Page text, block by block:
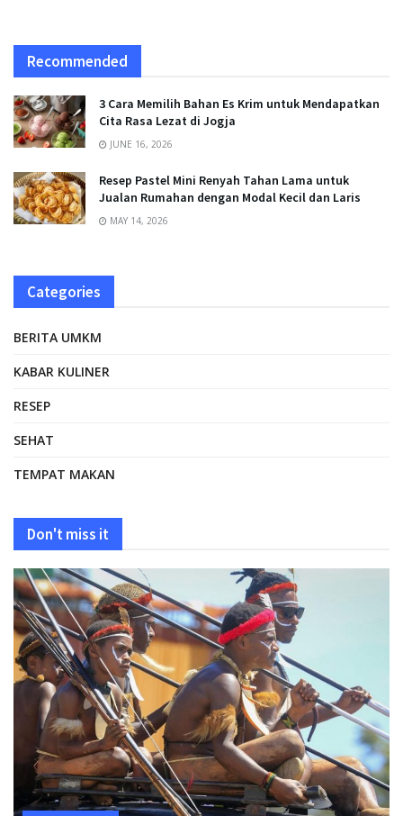
Recommended
3 Cara Memilih Bahan Es Krim untuk Mendapatkan
Cita Rasa Lezat di Jogja
JUNE 16, 2026
Resep Pastel Mini Renyah Tahan Lama untuk
Jualan Rumahan dengan Modal Kecil dan Laris
MAY 14, 2026
Categories
BERITA UMKM
KABAR KULINER
RESEP
SEHAT
TEMPAT MAKAN
Don't miss it